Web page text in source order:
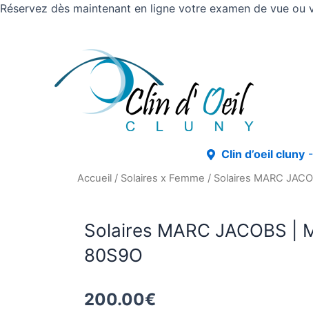
Réservez dès maintenant en ligne votre examen de vue
Clin d’oeil cluny
Accueil / Solaires x Femme / Solaires MARC
Solaires MARC JACOBS |
80S9O
200.00€